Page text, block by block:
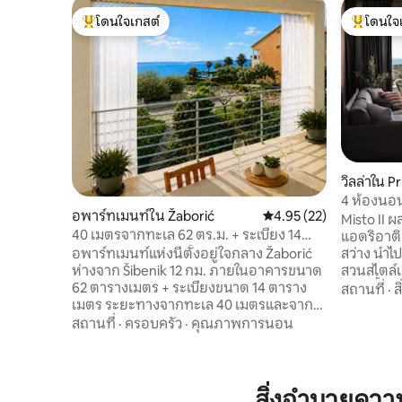
โดนใจเกสต์ที่สุด
โดนใจเกสต์
อพาร์ทเมนท์ใน Žaborić คะแนนเฉลี่ย 4.95 จาก
4.95 (22)
40 เมตรจากทะเล 62 ตร.ม. + ระเบียง 14
ตร.ม. วิวทะเลและสวน
อพาร์ทเมนท์แห่งนี้ตั้งอยู่ใจกลาง Žaborić
ห่างจาก Šibenik 12 กม. ภายในอาคารขนาด
62 ตารางเมตร + ระเบียงขนาด 14 ตาราง
เมตร ระยะทางจากทะเล 40 เมตรและจาก
ชายหาด 60 เมตร ในบริเวณใกล้เคียงมีร้าน
ประกอบด้วย 2 ห้องนอน 1 ห้องครัว + ห้อง
สถานที่ · ครอบครัว · คุณภาพการนอน
โดนใจเ
โดนใ
วิลล่าใน
4 ห้องนอ
ตัว และวิว
Misto II
แอดริอา
สว่าง นำ
สวนสไตล์
นอนทั้ง 4
คน อนุญา
สถานที่ ·